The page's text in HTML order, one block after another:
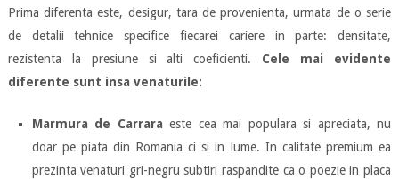
Prima diferenta este, desigur, tara de provenienta, urmata de o serie
de detalii tehnice specifice fiecarei cariere in parte: densitate,
rezistenta la presiune si alti coeficienti. Cele mai evidente
diferente sunt insa venaturile:
Marmura de Carrara este cea mai populara si apreciata, nu
doar pe piata din Romania ci si in lume. In calitate premium ea
prezinta venaturi gri-negru subtiri raspandite ca o poezie in placa